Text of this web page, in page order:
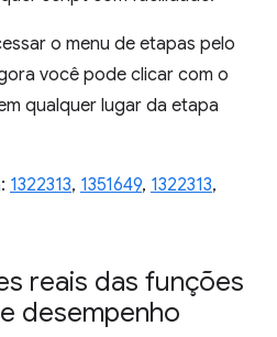
o menu de etapas pelo
você pode clicar com o
qualquer lugar da etapa
1322313, 1351649, 1322313,
reais das funções
desempenho